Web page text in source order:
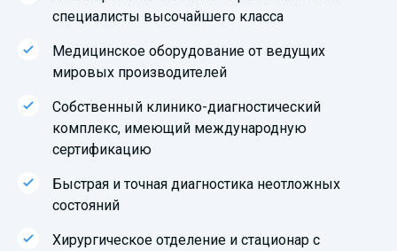
специалисты высочайшего класса
Медицинское оборудование от ведущих
мировых производителей
Собственный клинико-диагностический
комплекс, имеющий международную
сертификацию
Быстрая и точная диагностика неотложных
состояний
Хирургическое отделение и стационар с